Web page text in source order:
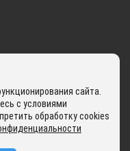
воскресенье : выходной.
сайта.
с условиями
обработку cookies